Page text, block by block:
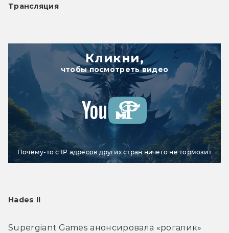
Трансляция
Кликни,
чтобы посмотреть видео
Почему-то с IP адресов других стран ничего не тормозит
Hades II
Supergiant Games анонсировала «рогалик»